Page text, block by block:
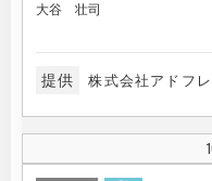
大谷 壮司
提供 株式会社アドフ